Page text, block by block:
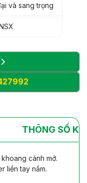
và sang trọng
THÔNG SỐ
cánh mở.
liền tay nắm.